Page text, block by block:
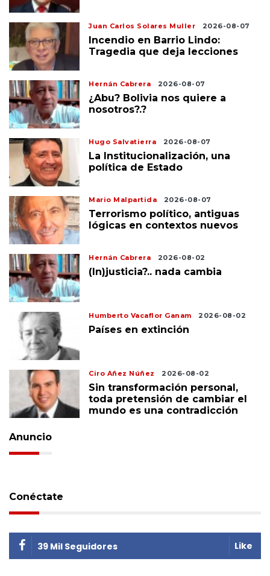
Juan Carlos Solares Muller 2026-08-07
Incendio en Barrio Lindo:
Tragedia que deja lecciones
Hernán Cabrera 2026-08-07
¿Abu? Bolivia nos quiere a
nosotros?.?
Hugo Salvatierra 2026-08-07
La Institucionalización, una
política de Estado
Mario Malpartida 2026-08-07
Terrorismo político, antiguas
lógicas en contextos nuevos
Hernán Cabrera 2026-08-02
(In)justicia?.. nada cambia
Humberto Vacaflor Ganam 2026-08-02
Países en extinción
Ciro Añez Núñez 2026-08-02
Sin transformación personal,
toda pretensión de cambiar el
mundo es una contradicción
Anuncio
Conéctate
39 Mil Seguidores Like